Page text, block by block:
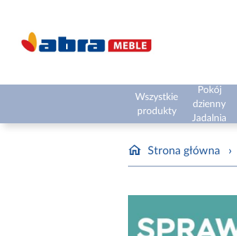
Wszystkie
produkty
Pokój
dzienny
Jadalnia
Strona główna ›